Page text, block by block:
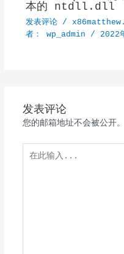
本的 ntdll.dll
发表评论 /
者：
wp_admin / 2022
发表评论
您的邮箱地址不会被公开。